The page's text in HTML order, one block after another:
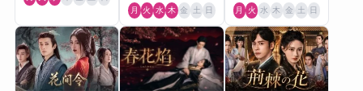
月
火 水 木 金 土 日 月 火 水 木 金 土 日